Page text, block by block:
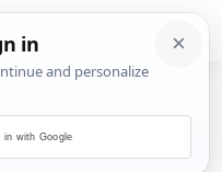
za
in with Google